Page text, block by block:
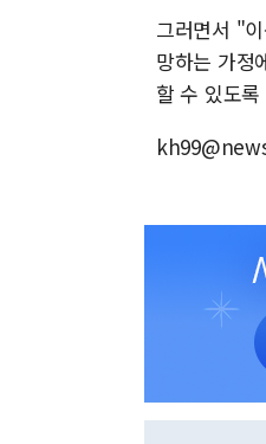
그러면서 "
망하는 가정
할 수 있도